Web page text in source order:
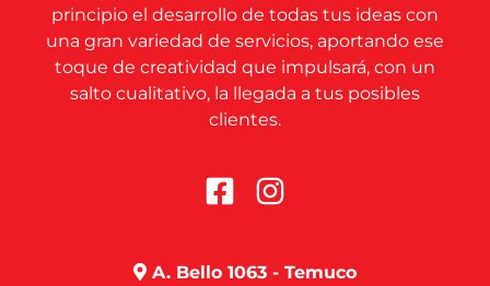
principio el desarrollo de todas tus ideas con
una gran variedad de servicios, aportando ese
toque de creatividad que impulsará, con un
salto cualitativo, la llegada a tus posibles
clientes.
A. Bello 1063 - Temuco